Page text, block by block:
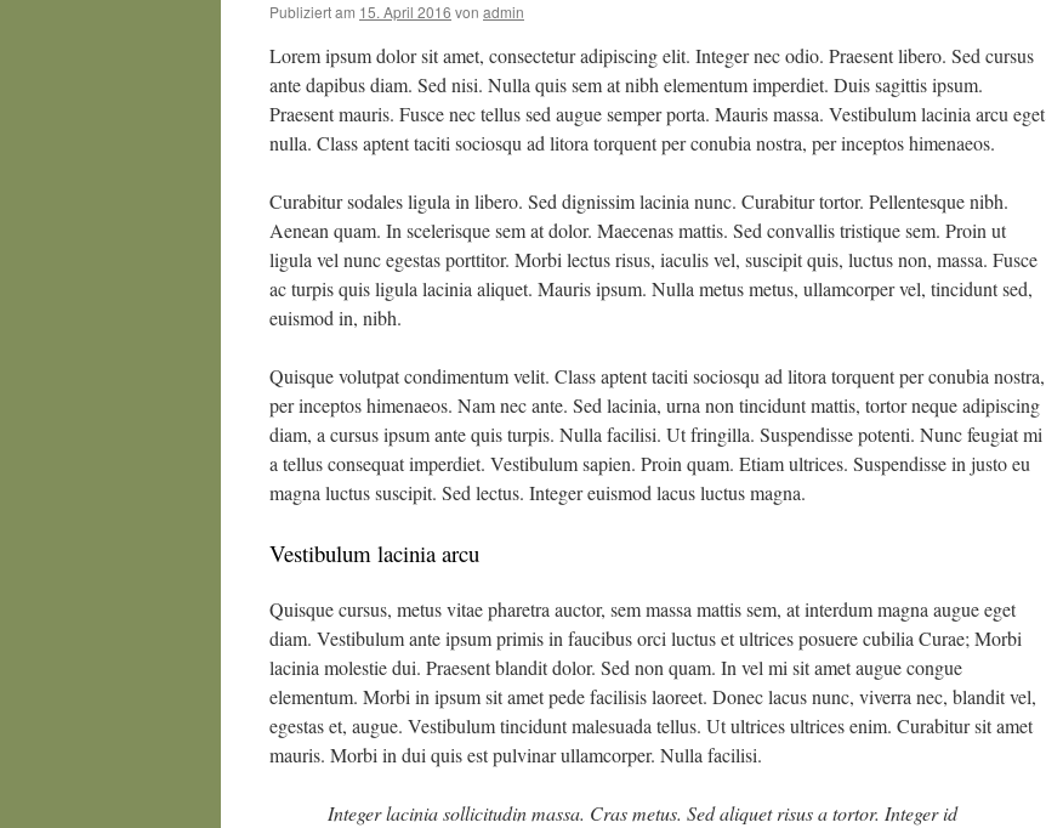
Publiziert am 15. April 2016 von admin
Lorem ipsum dolor sit amet, consectetur adipiscing elit. Integer nec odio. Praesent libero. Sed cursus
ante dapibus diam. Sed nisi. Nulla quis sem at nibh elementum imperdiet. Duis sagittis ipsum.
Praesent mauris. Fusce nec tellus sed augue semper porta. Mauris massa. Vestibulum lacinia arcu eget
nulla. Class aptent taciti sociosqu ad litora torquent per conubia nostra, per inceptos himenaeos.
Curabitur sodales ligula in libero. Sed dignissim lacinia nunc. Curabitur tortor. Pellentesque nibh.
Aenean quam. In scelerisque sem at dolor. Maecenas mattis. Sed convallis tristique sem. Proin ut
ligula vel nunc egestas porttitor. Morbi lectus risus, iaculis vel, suscipit quis, luctus non, massa. Fusce
ac turpis quis ligula lacinia aliquet. Mauris ipsum. Nulla metus metus, ullamcorper vel, tincidunt sed,
euismod in, nibh.
Quisque volutpat condimentum velit. Class aptent taciti sociosqu ad litora torquent per conubia nostra,
per inceptos himenaeos. Nam nec ante. Sed lacinia, urna non tincidunt mattis, tortor neque adipiscing
diam, a cursus ipsum ante quis turpis. Nulla facilisi. Ut fringilla. Suspendisse potenti. Nunc feugiat mi
a tellus consequat imperdiet. Vestibulum sapien. Proin quam. Etiam ultrices. Suspendisse in justo eu
magna luctus suscipit. Sed lectus. Integer euismod lacus luctus magna.
Vestibulum lacinia arcu
Quisque cursus, metus vitae pharetra auctor, sem massa mattis sem, at interdum magna augue eget
diam. Vestibulum ante ipsum primis in faucibus orci luctus et ultrices posuere cubilia Curae; Morbi
lacinia molestie dui. Praesent blandit dolor. Sed non quam. In vel mi sit amet augue congue
elementum. Morbi in ipsum sit amet pede facilisis laoreet. Donec lacus nunc, viverra nec, blandit vel,
egestas et, augue. Vestibulum tincidunt malesuada tellus. Ut ultrices ultrices enim. Curabitur sit amet
mauris. Morbi in dui quis est pulvinar ullamcorper. Nulla facilisi.
Integer lacinia sollicitudin massa. Cras metus. Sed aliquet risus a tortor. Integer id